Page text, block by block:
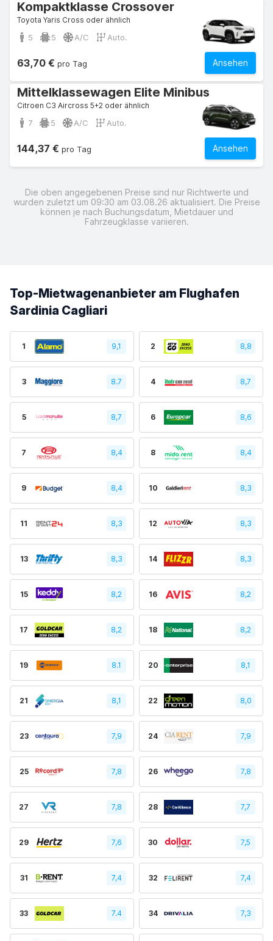
Kompaktklasse Crossover
Toyota Yaris Cross oder ähnlich
5 5 A/C Auto.
Ansehen
63,70 € pro Tag
Mittelklassewagen Elite Minibus
Citroen C3 Aircross 5+2 oder ähnlich
7 5 A/C Auto.
Ansehen
144,37 € pro Tag
Die oben angegebenen Preise sind nur Richtwerte und
wurden zuletzt um 09:30 am 03.08.26 aktualisiert. Die Preise
können je nach Buchungsdatum, Mietdauer und
Fahrzeugklasse variieren.
Top-Mietwagenanbieter am Flughafen
Sardinia Cagliari
1 9,1 2 8,8
3 8.7 4 8,7
5 8,7 6 8,6
7 8,4 8 8,4
9 8,4 10 8,3
11 8,3 12 8,3
13 8,3 14 8,3
15 8,2 16 8,2
17 8,2 18 8,2
19 8.1 20 8,1
21 8,1 22 8,0
23 7,9 24 7,9
25 7,8 26 7,8
27 7,8 28 7,7
29 7,6 30 7,5
31 7,4 32 7,4
33 7.4 34 7,3